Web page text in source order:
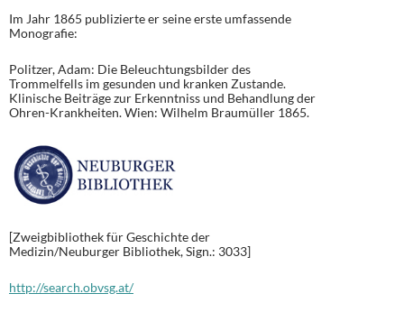
Im Jahr 1865 publizierte er seine erste umfassende
Monografie:
Politzer, Adam: Die Beleuchtungsbilder des
Trommelfells im gesunden und kranken Zustande.
Klinische Beiträge zur Erkenntniss und Behandlung der
Ohren-Krankheiten. Wien: Wilhelm Braumüller 1865.
[Zweigbibliothek für Geschichte der
Medizin/Neuburger Bibliothek, Sign.: 3033]
http://search.obvsg.at/